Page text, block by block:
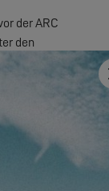
der ARC
den
mit drei
Paar am
das andere